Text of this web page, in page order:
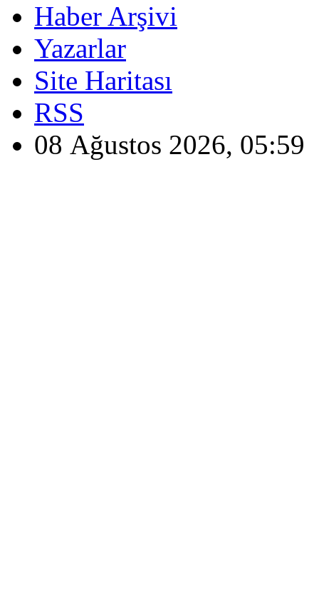
Haber Arşivi
Yazarlar
Site Haritası
RSS
08 Ağustos 2026, 05:59